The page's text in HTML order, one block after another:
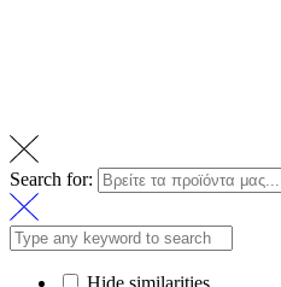
Search for:
Hide similarities